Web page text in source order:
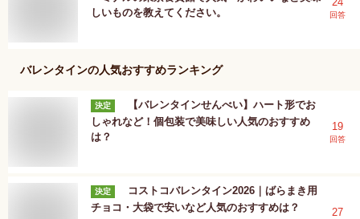
しいものを教えてください。
回答
バレンタインの人気おすすめランキング
決定
【バレンタインせんべい】ハート形でお
しゃれなど！個包装で美味しい人気のおすすめ
は？
19
回答
決定
コストコバレンタイン2026｜ばらまき用
チョコ・大袋で安いなど人気のおすすめは？
27